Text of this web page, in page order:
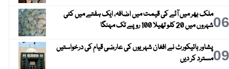
06ملک بھر میں آٹے کی قیمت میں اضافہ، ایک ہفتے میں کئی
شہروں میں 20 کلو تھیلا 100 روپے تک مہنگا
09پشاور ہائیکورٹ نے افغان شہریوں کی عارضی قیام کی درخواستیں
مسترد کر دیں